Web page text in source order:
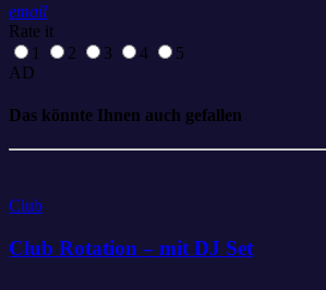
email
Rate it
1
2 3 4
5
AD
Das könnte Ihnen auch gefallen
Club
Club Rotation – mit DJ Set